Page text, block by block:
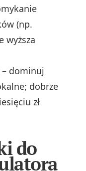
(np.
wyższa
– dominuj
dobrze
zł
do